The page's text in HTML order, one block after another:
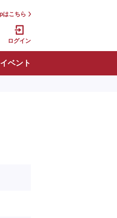
はこちら
ログイン
イベント